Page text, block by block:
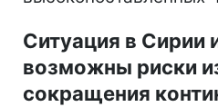
Ситуация в Сирии
возможны риски
сокращения